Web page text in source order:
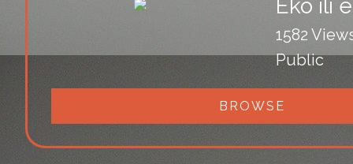
Eko ili
1582
Public
BROWSE